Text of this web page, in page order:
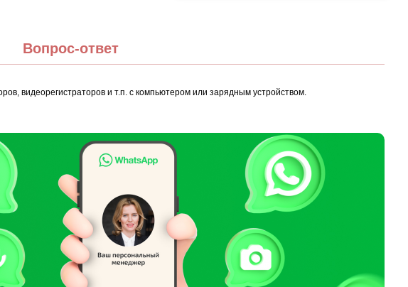
Вопрос-ответ
видеорегистраторов и т.п. с компьютером или зарядным устройством.